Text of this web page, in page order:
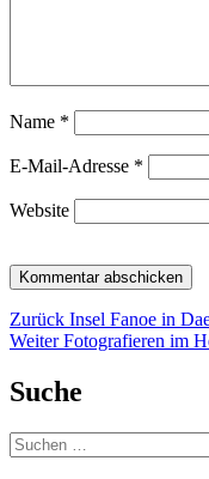
Name *
E-Mail-Adresse *
Website
Zurück Vorheriger
Beitrag:
Insel Fanoe in
Weiter Nächster
Fotografieren im
Suche
Suche
nach: